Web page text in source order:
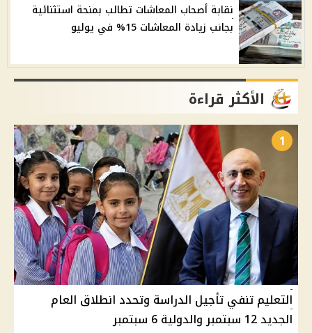
نقابة أصحاب المعاشات تطالب بمنحة استثنائية
بجانب زيادة المعاشات 15% في يوليو
الأكثر قراءة
1
التعليم تنفي تأجيل الدراسة وتحدد انطلاق العام
الجديد 12 سبتمبر والدولية 6 سبتمبر